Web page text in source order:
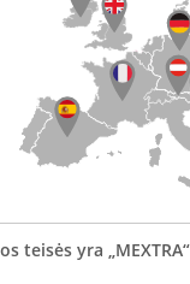
teisės yra